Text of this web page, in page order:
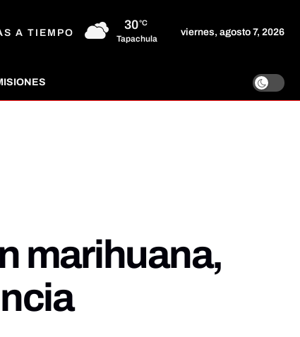
A TIEMPO
30°C
Tapachula
viernes, agosto 7, 2026
marihuana,